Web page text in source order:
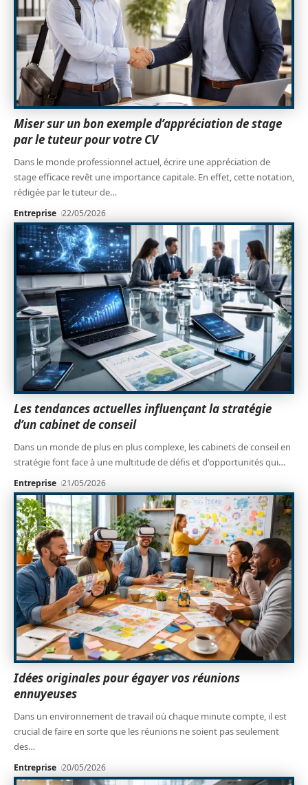
Miser sur un bon exemple d’appréciation de stage
par le tuteur pour votre CV
Dans le monde professionnel actuel, écrire une appréciation de
stage efficace revêt une importance capitale. En effet, cette notation,
rédigée par le tuteur de…
Entreprise 22/05/2026
Les tendances actuelles influençant la stratégie
d’un cabinet de conseil
Dans un monde de plus en plus complexe, les cabinets de conseil en
stratégie font face à une multitude de défis et d'opportunités qui…
Entreprise 21/05/2026
Idées originales pour égayer vos réunions
ennuyeuses
Dans un environnement de travail où chaque minute compte, il est
crucial de faire en sorte que les réunions ne soient pas seulement
des…
Entreprise 20/05/2026